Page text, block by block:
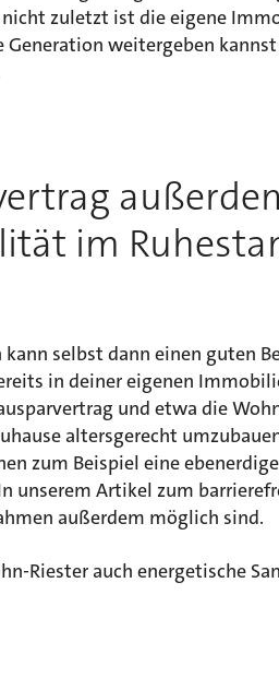
zuletzt ist die eigene
Generation weitergeben
im
selbst dann einen guten
in deiner eigenen
und etwa die
altersgerecht
zum Beispiel eine
unserem Artikel zum
außerdem möglich sind.
Riester auch energetische